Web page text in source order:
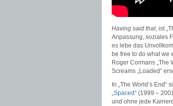
Having said that, ist
Anpassung, soziales
es lebe das
be free to do what we
Roger Cormans „The
Screams „Loaded“
In „The World’s
„Spaced“ (1999 –
und ohne jede